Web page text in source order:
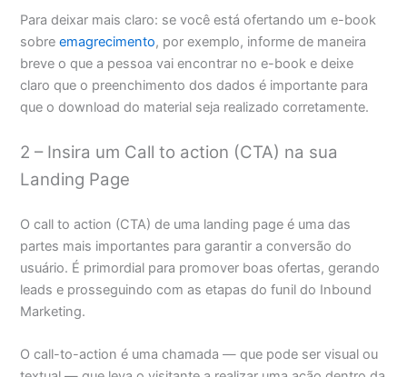
Para deixar mais claro: se você está ofertando um e-book
sobreemagrecimento, por exemplo, informe de maneira
breve o que a pessoa vai encontrar no e-book e deixe
claro que o preenchimento dos dados é importante para
que o download do material seja realizado corretamente.
2 – Insira um Call to action (CTA) na sua
Landing Page
O call to action (CTA) de uma landing page é uma das
partes mais importantes para garantir a conversão do
usuário. É primordial para promover boas ofertas, gerando
leads e prosseguindo com as etapas do funil do Inbound
Marketing.
O call-to-action é uma chamada — que pode ser visual ou